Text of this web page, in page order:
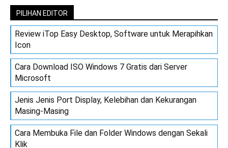
PILIHAN EDITOR
Review iTop Easy Desktop, Software untuk Merapihkan
Icon
Cara Download ISO Windows 7 Gratis dari Server
Microsoft
Jenis Jenis Port Display, Kelebihan dan Kekurangan
Masing-Masing
Cara Membuka File dan Folder Windows dengan Sekali
Klik